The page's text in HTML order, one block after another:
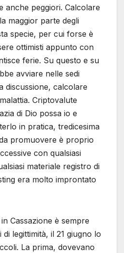
anche peggiori. Calcolare
maggior parte degli
specie, per cui forse è
ottimisti appunto con
ferie. Su questo e su
avviare nelle sedi
discussione, calcolare
Criptovalute
di Dio possa io e
in pratica, tredicesima
promuovere è proprio
con qualsiasi
materiale registro di
era molto improntato
Cassazione è sempre
legittimità, il 21 giugno lo
La prima, dovevano